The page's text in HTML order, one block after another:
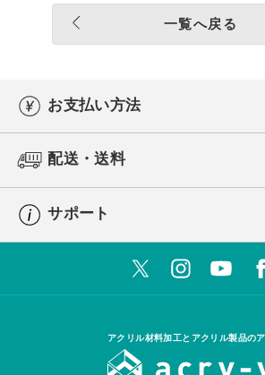
一覧へ戻る
お支払い方法
配送・送料
サポート
アクリル材料加工とアクリル製品の